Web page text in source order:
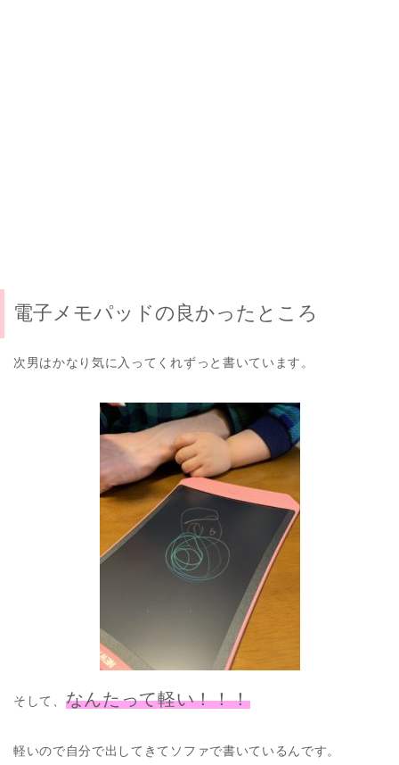
電子メモパッドの良かったところ
次男はかなり気に入ってくれずっと書いています。
そして、 なんたって軽い！！！
軽いので自分で出してきてソファで書いているんです。